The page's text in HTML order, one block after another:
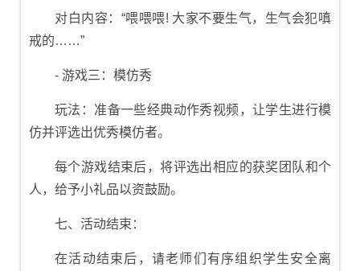
对白内容：“喂喂喂! 大家不要生气，生气会犯嗔
戒的……”
- 游戏三：模仿秀
玩法：准备一些经典动作秀视频，让学生进行模
仿并评选出优秀模仿者。
每个游戏结束后，将评选出相应的获奖团队和个
人，给予小礼品以资鼓励。
七、活动结束：
在活动结束后，请老师们有序组织学生安全离